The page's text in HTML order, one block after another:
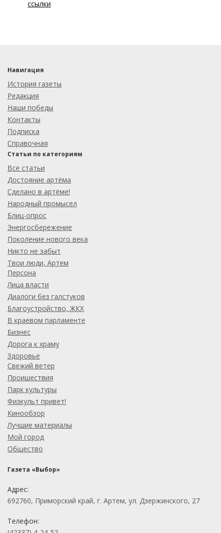
ссылки
Навигация
История газеты
Редакция
Наши победы
Контакты
Подписка
Справочная
Статьи по категориям
Все статьи
Достояние артёма
Сделано в артёме!
Народный промысел
Блиц-опрос
Энергосбережение
Поколение нового века
Никто не забыт
Твои люди, Артем
Персона
Лица власти
Диалоги без галстуков
Благоустройство, ЖКХ
В краевом парламенте
Бизнес
Дорога к храму
Здоровье
Свежий ветер
Проишествия
Парк культуры
Физкульт привет!
Кинообзор
Лучшие материалы
Мой город
Общество
Газета «Выбор»
Адрес:
692760, Приморский край, г. Артем, ул. Дзержинского, 27
Телефон: